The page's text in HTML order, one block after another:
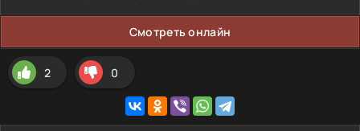
Смотреть онлайн
2 0